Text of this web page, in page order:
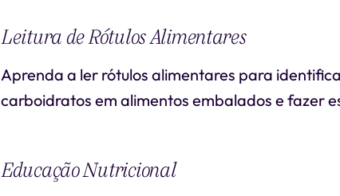
Leitura de Rótulos Alimentares
Aprenda a ler rótulos alimentares para
carboidratos em alimentos embalados e fazer
Educação Nutricional